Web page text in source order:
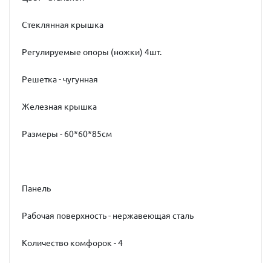
Стеклянная крышка
Регулируемые опоры (ножки) 4шт.
Решетка - чугунная
Железная крышка
Размеры - 60*60*85см
Панель
Рабочая поверхность - нержавеющая сталь
Количество комфорок - 4